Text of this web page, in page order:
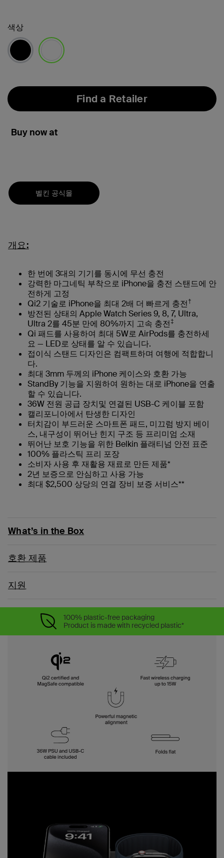
색상
Find a Retailer
Buy now at
벨킨 공식몰
개요:
한 번에 3대의 기기를 동시에 무선 충전
강력한 마그네틱 부착으로 iPhone을 충전 스탠드에 안
전하게 고정
Qi2 기술로 iPhone을 최대 2배 더 빠르게 충전†
방전된 상태의 Apple Watch Series 9, 8, 7, Ultra,
Ultra 2를 45분 만에 80%까지 고속 충전‡
Qi 패드를 사용하여 최대 5W로 AirPods를 충전하세
요 — LED로 상태를 알 수 있습니다.
접이식 스탠드 디자인은 컴팩트하며 여행에 적합합니
다.
최대 3mm 두께의 iPhone 케이스와 호환 가능
StandBy 기능을 지원하여 원하는 대로 iPhone을 연출
할 수 있습니다.
36W 전원 공급 장치및 연결된 USB-C 케이블 포함
캘리포니아에서 탄생한 디자인
터치감이 부드러운 스마트폰 패드, 미끄럼 방지 베이
스, 내구성이 뛰어난 힌지 구조 등 프리미엄 소재
뛰어난 보호 기능을 위한 Belkin 플래티넘 안전 표준
100% 플라스틱 프리 포장
소비자 사용 후 재활용 재료로 만든 제품*
2년 보증으로 안심하고 사용 가능
최대 $2,500 상당의 연결 장비 보증 서비스**
What’s in the Box
호환 제품
지원
100% plastic-free packaging
Product is made with recycled plastic*